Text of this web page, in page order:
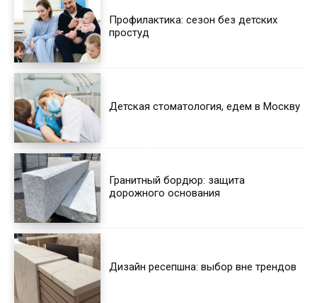
Профилактика: сезон без детских
простуд
Детская стоматология, едем в Москву
Гранитный бордюр: защита
дорожного основания
Дизайн ресепшна: выбор вне трендов